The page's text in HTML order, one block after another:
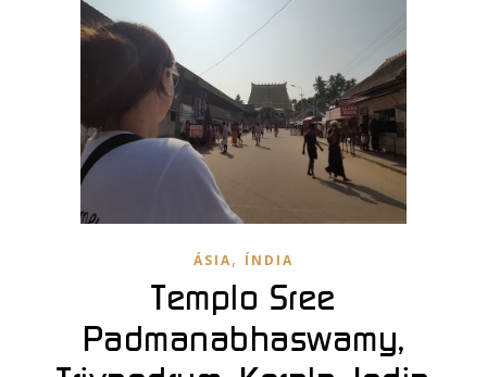
ÁSIA, ÍNDIA
Templo Sree
Padmanabhaswamy,